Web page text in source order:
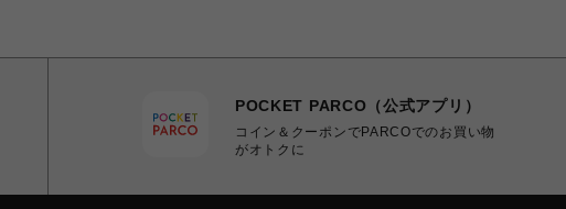
POCKET PARCO（公式アプリ）
コイン＆クーポンでPARCOでのお買い物
がオトクに